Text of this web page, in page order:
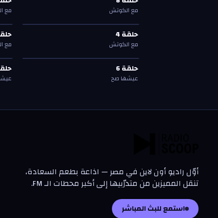
مع الكوتش مع
حلقة4
—مع الكوتش حلقة 4 حلقة4
مع الكوتش مع
حلقة6
—عيشها صح حلقة 6 حلقة6
عيشها صح
أوّل راديو أون لاين في مصر — اذاعة بطعم السعادة،
تنقل المميزين من متدرّبيها إلى أكبر محطات الـ FM.
استمع للبث المباشر